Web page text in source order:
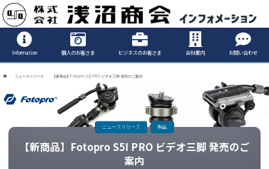
Information
Information 個人のお客さま ビジネスのお客さま 会社案内 お問い合わせ
ニュースリリース 【新商品】Fotopro S5I PRO ビデオ三脚 発売のご案内
【新商品】Fotopro S5I PRO ビデオ三脚 発売のご
案内
ニュースリリース 製品